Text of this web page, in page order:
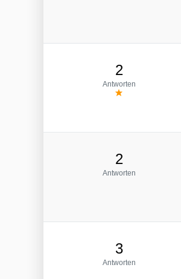
2
Antworten
2
Antworten
3
Antworten